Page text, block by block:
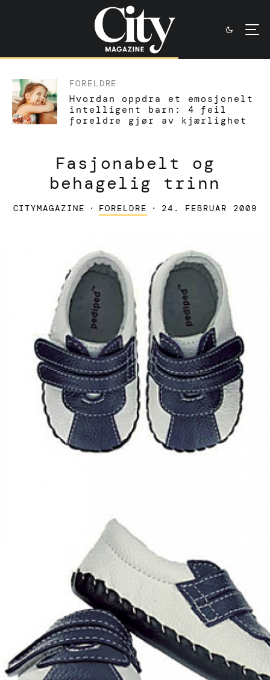
FORELDRE
Hvordan oppdra et emosjonelt
intelligent barn: 4 feil
foreldre gjør av kjærlighet
Fasjonabelt og
behagelig trinn
CITYMAGAZINE · FORELDRE · 24. FEBRUAR 2009